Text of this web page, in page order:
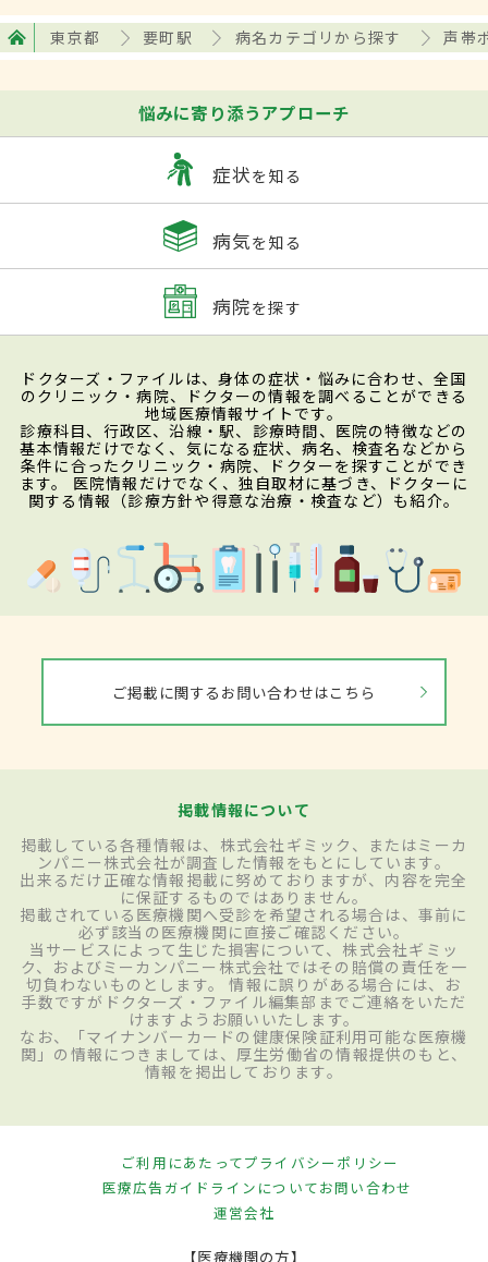
東京都 要町駅 病名カテゴリから探す 声帯
悩みに寄り添うアプローチ
症状を知る
病気を知る
病院を探す
ドクターズ・ファイルは、身体の症状・悩みに合わせ、全国
のクリニック・病院、ドクターの情報を調べることができる
地域医療情報サイトです。
診療科目、行政区、沿線・駅、診療時間、医院の特徴などの
基本情報だけでなく、気になる症状、病名、検査名などから
条件に合ったクリニック・病院、ドクターを探すことができ
ます。 医院情報だけでなく、独自取材に基づき、ドクターに
関する情報（診療方針や得意な治療・検査など）も紹介。
ご掲載に関するお問い合わせはこちら
掲載情報について
掲載している各種情報は、株式会社ギミック、またはミーカ
ンパニー株式会社が調査した情報をもとにしています。
出来るだけ正確な情報掲載に努めておりますが、内容を完全
に保証するものではありません。
掲載されている医療機関へ受診を希望される場合は、事前に
必ず該当の医療機関に直接ご確認ください。
当サービスによって生じた損害について、株式会社ギミッ
ク、およびミーカンパニー株式会社ではその賠償の責任を一
切負わないものとします。 情報に誤りがある場合には、お
手数ですがドクターズ・ファイル編集部までご連絡をいただ
けますようお願いいたします。
なお、「マイナンバーカードの健康保険証利用可能な医療機
関」の情報につきましては、厚生労働省の情報提供のもと、
情報を掲出しております。
ご利用にあたってプライバシーポリシー
医療広告ガイドラインについてお問い合わせ
運営会社
【医療機関の方】